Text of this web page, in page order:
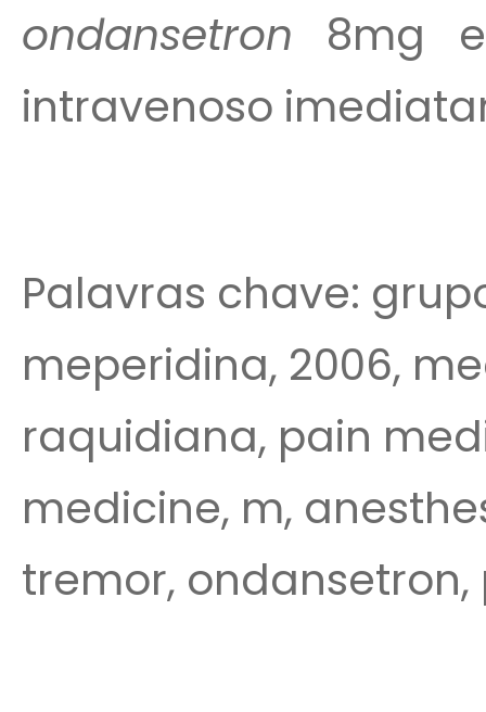
ondansetron 8mg
intravenoso
Palavras chave:
meperidina, 2006,
raquidiana, pain
medicine, m,
tremor,